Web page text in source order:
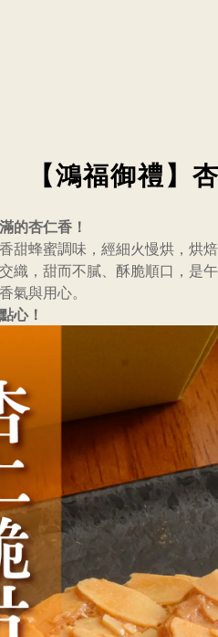
【鴻福御禮】
的杏仁香！
甜蜂蜜調味，經細火慢烘，烘
織，甜而不膩、酥脆順口，是
氣與用心。
心！